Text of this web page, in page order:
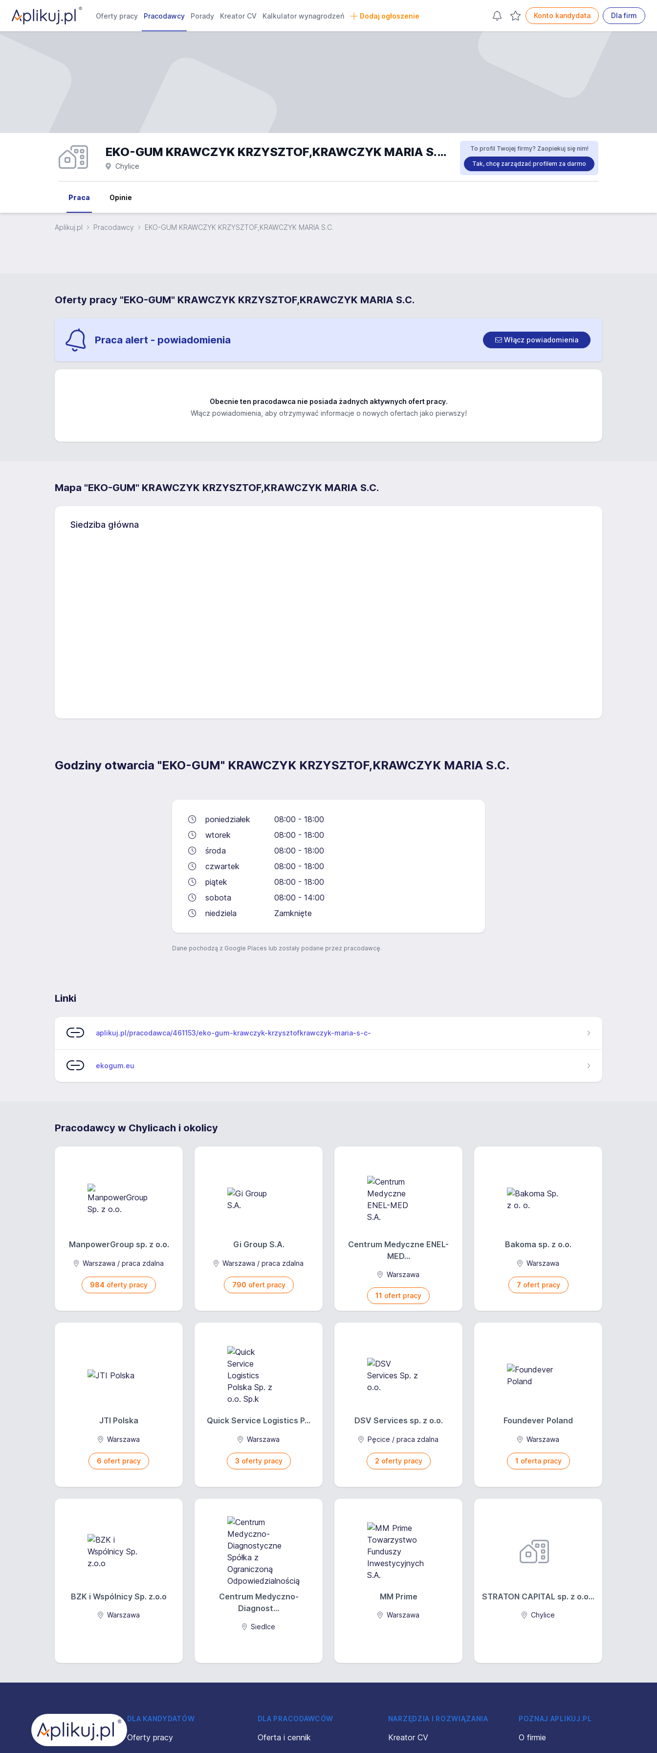
Oferty pracy Pracodawcy Porady Kreator CV Kalkulator wynagrodzeń Dodaj ogłoszenie Konto kandydata Dla firm
EKO-GUM KRAWCZYK KRZYSZTOF,KRAWCZYK MARIA S.C. praca
Chylice
To profil Twojej firmy? Zaopiekuj się nim!
Tak, chcę zarządzać profilem za darmo
Praca Opinie
Aplikuj.pl Pracodawcy EKO-GUM KRAWCZYK KRZYSZTOF,KRAWCZYK MARIA S.C.
Oferty pracy "EKO-GUM" KRAWCZYK KRZYSZTOF,KRAWCZYK MARIA S.C.
Praca alert - powiadomienia Włącz powiadomienia
Obecnie ten pracodawca nie posiada żadnych aktywnych ofert pracy.
Włącz powiadomienia, aby otrzymywać informacje o nowych ofertach jako pierwszy!
Mapa "EKO-GUM" KRAWCZYK KRZYSZTOF,KRAWCZYK MARIA S.C.
Siedziba główna
Godziny otwarcia "EKO-GUM" KRAWCZYK KRZYSZTOF,KRAWCZYK MARIA S.C.
poniedziałek
08:00 - 18:00
wtorek
08:00 - 18:00
środa
08:00 - 18:00
czwartek
08:00 - 18:00
piątek
08:00 - 18:00
sobota
08:00 - 14:00
niedziela
Zamknięte
Dane pochodzą z Google Places lub zostały podane przez pracodawcę.
Linki
aplikuj.pl/pracodawca/461153/eko-gum-krawczyk-krzysztofkrawczyk-maria-s-c-
ekogum.eu
Pracodawcy w Chylicach i okolicy
ManpowerGroup sp. z o.o.
Warszawa / praca zdalna
984 oferty pracy
Gi Group S.A.
Warszawa / praca zdalna
790 ofert pracy
Centrum Medyczne ENEL-
MED...
Warszawa
11 ofert pracy
Bakoma sp. z o.o.
Warszawa
7 ofert pracy
JTI Polska
Warszawa
6 ofert pracy
Quick Service Logistics P...
Warszawa
3 oferty pracy
DSV Services sp. z o.o.
Pęcice / praca zdalna
2 oferty pracy
Foundever Poland
Warszawa
1 oferta pracy
BZK i Wspólnicy Sp. z.o.o
Warszawa
Centrum Medyczno-
Diagnost...
Siedlce
MM Prime
Warszawa
STRATON CAPITAL sp. z o.o...
Chylice
DLA KANDYDATÓW
Oferty pracy
DLA PRACODAWCÓW
Oferta i cennik
NARZĘDZIA I ROZWIĄZANIA
Kreator CV
POZNAJ APLIKUJ.PL
O firmie